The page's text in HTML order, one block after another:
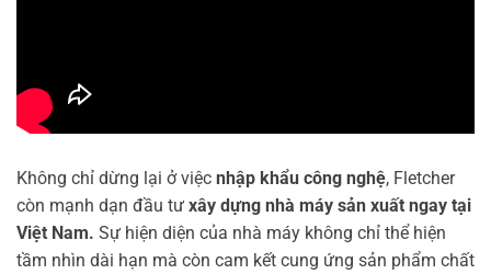
Không chỉ dừng lại ở việc nhập khẩu công nghệ, Fletcher
còn mạnh dạn đầu tư xây dựng nhà máy sản xuất ngay tại
Việt Nam. Sự hiện diện của nhà máy không chỉ thể hiện
tầm nhìn dài hạn mà còn cam kết cung ứng sản phẩm chất